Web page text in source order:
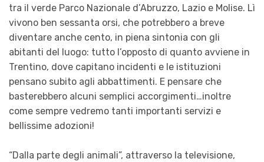
tra il verde Parco Nazionale d’Abruzzo, Lazio e Molise. Lì
vivono ben sessanta orsi, che potrebbero a breve
diventare anche cento, in piena sintonia con gli
abitanti del luogo: tutto l’opposto di quanto avviene in
Trentino, dove capitano incidenti e le istituzioni
pensano subito agli abbattimenti. E pensare che
basterebbero alcuni semplici accorgimenti…inoltre
come sempre vedremo tanti importanti servizi e
bellissime adozioni!
“Dalla parte degli animali”, attraverso la televisione,